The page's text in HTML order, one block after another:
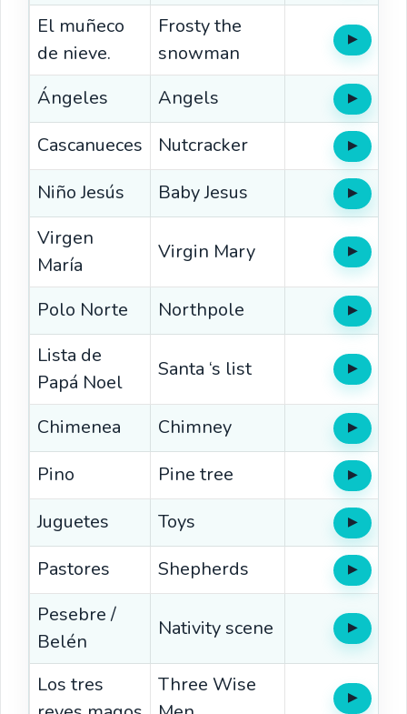
El muñeco
de nieve.
Frosty the
snowman
▶Oír
Ángeles Angels ▶Oír
Cascanueces Nutcracker ▶Oír
Niño Jesús Baby Jesus ▶Oír
Virgen
María
Virgin Mary ▶Oír
Polo Norte Northpole ▶Oír
Lista de
Papá Noel
Santa ‘s list ▶Oír
Chimenea Chimney ▶Oír
Pino Pine tree ▶Oír
Juguetes Toys ▶Oír
Pastores Shepherds ▶Oír
Pesebre /
Belén
Nativity scene ▶Oír
Los tres
Three Wise
▶Oír